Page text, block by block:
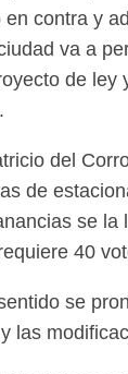
contra y
va a
de ley
del
de
se la
40
se
las